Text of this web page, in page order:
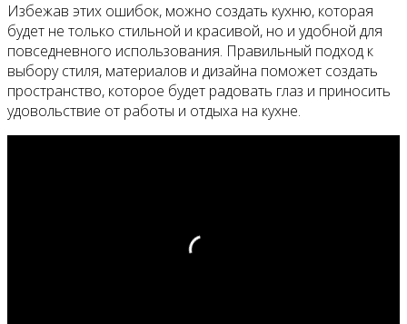
Избежав этих ошибок, можно создать кухню, которая
будет не только стильной и красивой, но и удобной для
повседневного использования. Правильный подход к
выбору стиля, материалов и дизайна поможет создать
пространство, которое будет радовать глаз и приносить
удовольствие от работы и отдыха на кухне.